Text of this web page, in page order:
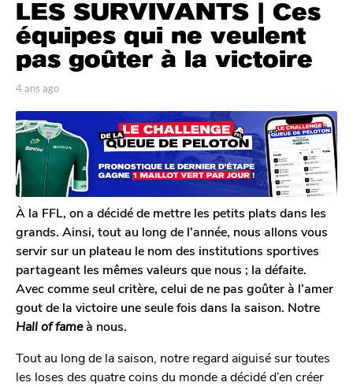
s
a
g
o
a
n
s
a
g
o
LES SURVIVANTS | Ces
équipes qui ne veulent
pas goûter à la victoire
p
r
T
o
m
G
a
l
r
o
n
4 ans ago
s
a
À la FFL, on a décidé de mettre les petits plats dans les
grands. Ainsi, tout au long de l’année, nous allons vous
servir sur un plateau le nom des institutions sportives
partageant les mêmes valeurs que nous ; la défaite.
Avec comme seul critère, celui de ne pas goûter à l’amer
gout de la victoire une seule fois dans la saison. Notre
Hall of fameà nous.
Tout au long de la saison, notre regard aiguisé sur toutes
les loses des quatre coins du monde a décidé d’en créer